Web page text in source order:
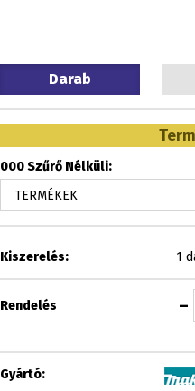
Darab
000 Szűrő Nélküli:
Kiszerelés: 1
Rendelés -
Gyártó: